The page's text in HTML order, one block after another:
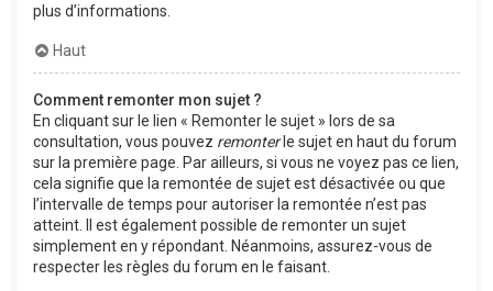
plus d’informations.
Haut
Comment remonter mon sujet ?
En cliquant sur le lien « Remonter le sujet » lors de sa
consultation, vous pouvez remonterle sujet en haut du forum
sur la première page. Par ailleurs, si vous ne voyez pas ce lien,
cela signifie que la remontée de sujet est désactivée ou que
l’intervalle de temps pour autoriser la remontée n’est pas
atteint. Il est également possible de remonter un sujet
simplement en y répondant. Néanmoins, assurez-vous de
respecter les règles du forum en le faisant.